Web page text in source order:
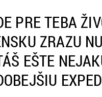
PRE TEBA
ZRAZU
EŠTE